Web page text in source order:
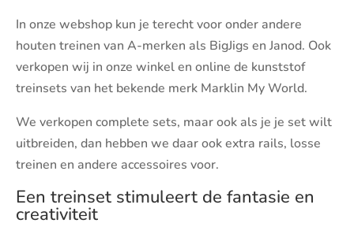
In onze webshop kun je terecht voor onder andere
houten treinen van A-merken als BigJigs en Janod. Ook
verkopen wij in onze winkel en online de kunststof
treinsets van het bekende merk Marklin My World.
We verkopen complete sets, maar ook als je je set wilt
uitbreiden, dan hebben we daar ook extra rails, losse
treinen en andere accessoires voor.
Een treinset stimuleert de fantasie en
creativiteit